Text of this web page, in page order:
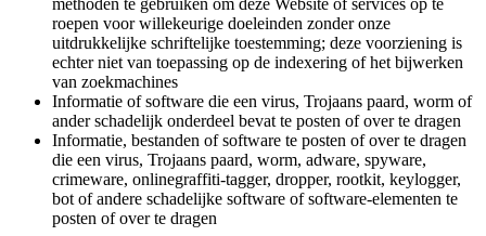
roepen voor willekeurige doeleinden zonder onze
uitdrukkelijke schriftelijke toestemming; deze voorziening is
echter niet van toepassing op de indexering of het bijwerken
van zoekmachines
Informatie of software die een virus, Trojaans paard, worm of
ander schadelijk onderdeel bevat te posten of over te dragen
Informatie, bestanden of software te posten of over te dragen
die een virus, Trojaans paard, worm, adware, spyware,
crimeware, onlinegraffiti-tagger, dropper, rootkit, keylogger,
bot of andere schadelijke software of software-elementen te
posten of over te dragen